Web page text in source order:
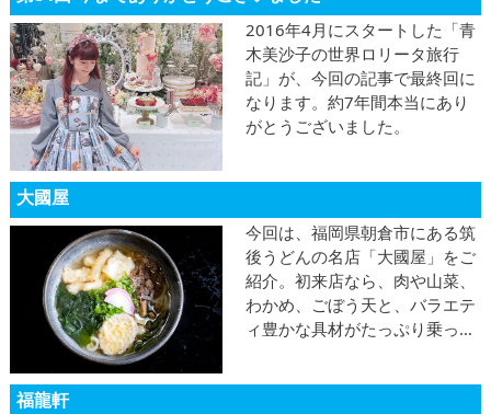
2016年4月にスタートした「青
木美沙子の世界ロリータ旅行
記」が、今回の記事で最終回に
なります。約7年間本当にあり
がとうございました。
大國屋
今回は、福岡県朝倉市にある筑
後うどんの名店「大國屋」をご
紹介。初来店なら、肉や山菜、
わかめ、ごぼう天と、バラエテ
ィ豊かな具材がたっぷり乗った
福龍軒